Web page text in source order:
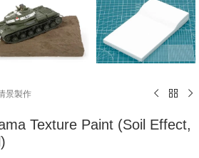
景製作
Texture Paint (Soil Effect,